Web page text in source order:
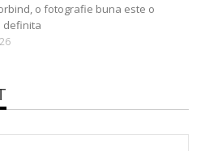
o fotografie buna este o
definita